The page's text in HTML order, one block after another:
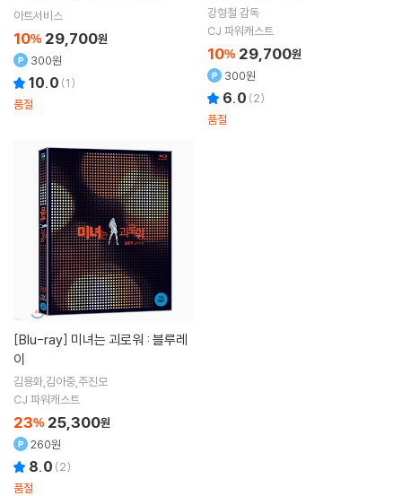
아트서비스
10% 29,700원
300원
10.0 (1)
품절
강형철 감독
CJ 파워캐스트
10% 29,700원
300원
6.0 (2)
품절
[Blu-ray]
이
김용화,김아중,주진모
CJ 파워캐스트
23% 25,300원
260원
8.0 (2)
품절